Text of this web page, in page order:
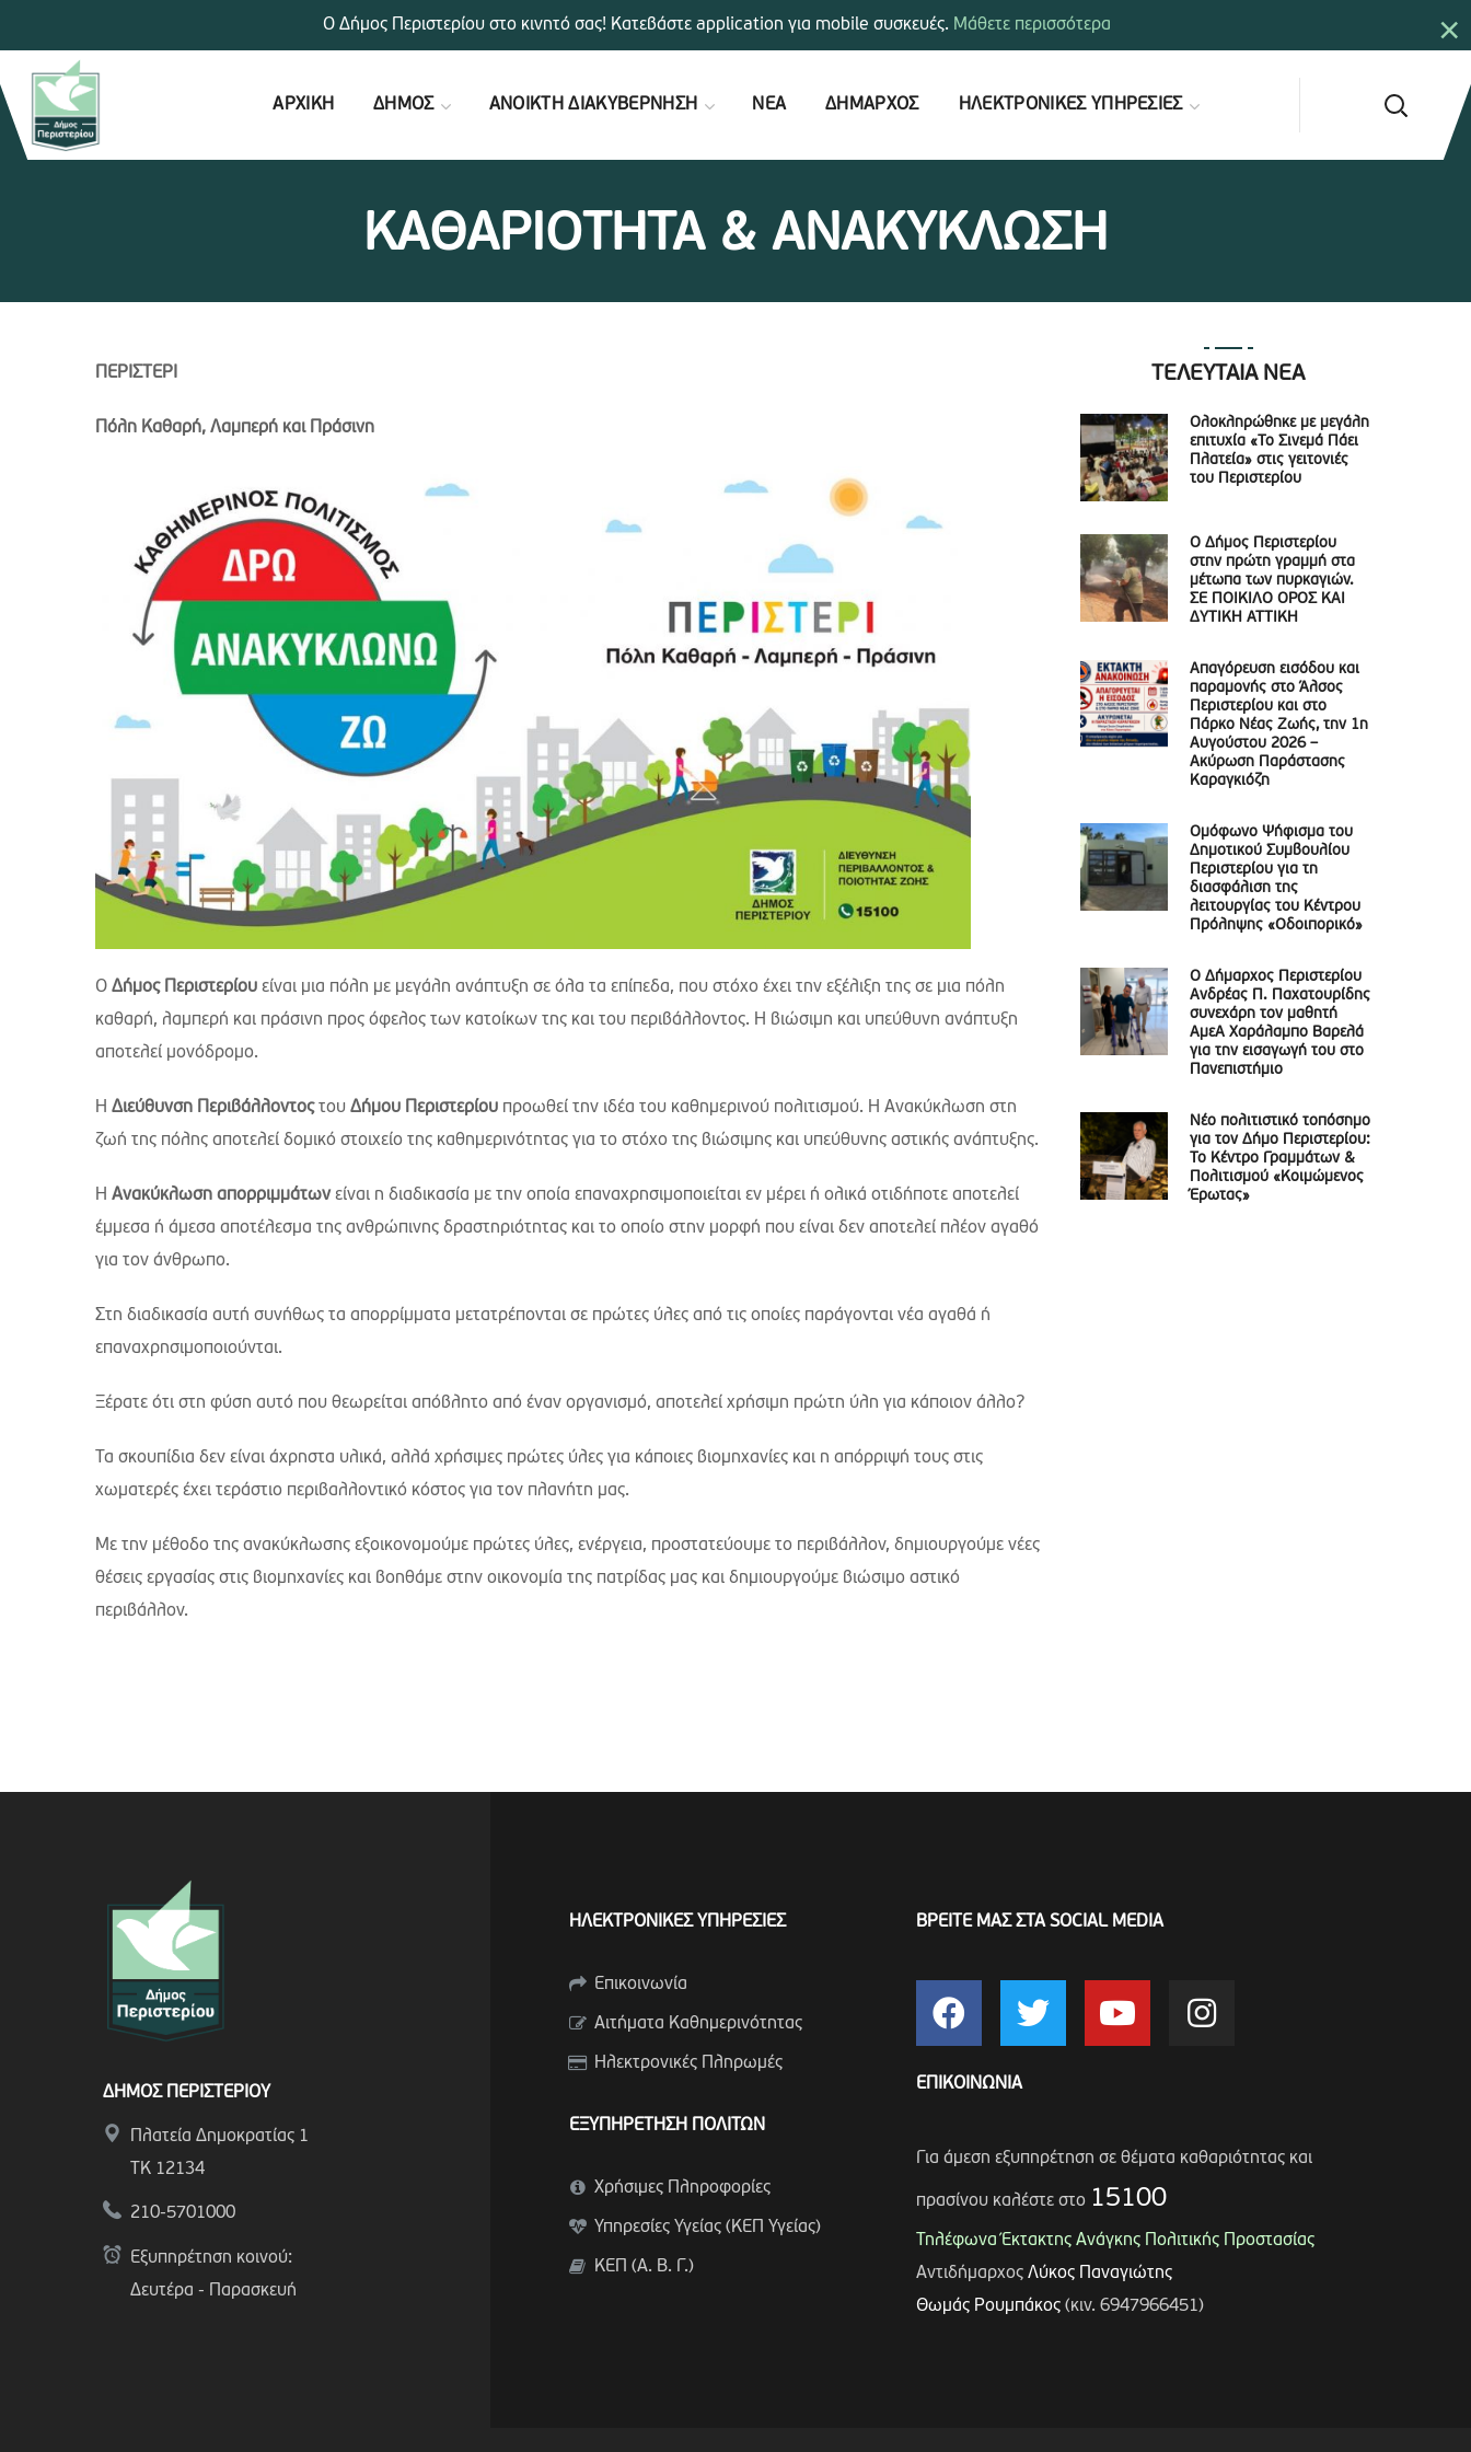
ΑΡΧΙΚΗ ΔΗΜΟΣ ΑΝΟΙΚΤΗ ΔΙΑΚΥΒΕΡΝΗΣΗ ΝΕΑ ΔΗΜΑΡΧΟΣ ΗΛΕΚΤΡΟΝΙΚΕΣ ΥΠΗΡΕΣΙΕΣ
ΚΑΘΑΡΙΟΤΗΤΑ & ΑΝΑΚΥΚΛΩΣΗ
ΠΕΡΙΣΤΕΡΙ
Πόλη Καθαρή, Λαμπερή και Πράσινη
Ο Δήμος Περιστερίου είναι μια πόλη με μεγάλη ανάπτυξη σε όλα τα επίπεδα, που στόχο έχει την εξέλιξη της σε μια πόλη
καθαρή, λαμπερή και πράσινη προς όφελος των κατοίκων της και του περιβάλλοντος. Η βιώσιμη και υπεύθυνη ανάπτυξη
αποτελεί μονόδρομο.
Η Διεύθυνση Περιβάλλοντοςτου Δήμου Περιστερίου προωθεί την ιδέα του καθημερινού πολιτισμού. Η Ανακύκλωση στη
ζωή της πόλης αποτελεί δομικό στοιχείο της καθημερινότητας για το στόχο της βιώσιμης και υπεύθυνης αστικής ανάπτυξης.
Η Ανακύκλωση απορριμμάτωνείναι η διαδικασία με την οποία επαναχρησιμοποιείται εν μέρει ή ολικά οτιδήποτε αποτελεί
έμμεσα ή άμεσα αποτέλεσμα της ανθρώπινης δραστηριότητας και το οποίο στην μορφή που είναι δεν αποτελεί πλέον αγαθό
για τον άνθρωπο.
Στη διαδικασία αυτή συνήθως τα απορρίμματα μετατρέπονται σε πρώτες ύλες από τις οποίες παράγονται νέα αγαθά ή
επαναχρησιμοποιούνται.
Ξέρατε ότι στη φύση αυτό που θεωρείται απόβλητο από έναν οργανισμό, αποτελεί χρήσιμη πρώτη ύλη για κάποιον άλλο?
Τα σκουπίδια δεν είναι άχρηστα υλικά, αλλά χρήσιμες πρώτες ύλες για κάποιες βιομηχανίες και η απόρριψή τους στις
χωματερές έχει τεράστιο περιβαλλοντικό κόστος για τον πλανήτη μας.
Με την μέθοδο της ανακύκλωσης εξοικονομούμε πρώτες ύλες, ενέργεια, προστατεύουμε το περιβάλλον, δημιουργούμε νέες
θέσεις εργασίας στις βιομηχανίες και βοηθάμε στην οικονομία της πατρίδας μας και δημιουργούμε βιώσιμο αστικό
περιβάλλον.
ΤΕΛΕΥΤΑΙΑ ΝΕΑ
Ολοκληρώθηκε με μεγάλη
επιτυχία «Το Σινεμά Πάει
Πλατεία» στις γειτονιές
του Περιστερίου
Ο Δήμος Περιστερίου
στην πρώτη γραμμή στα
μέτωπα των πυρκαγιών.
ΣΕ ΠΟΙΚΙΛΟ ΟΡΟΣ ΚΑΙ
ΔΥΤΙΚΗ ΑΤΤΙΚΗ
Απαγόρευση εισόδου και
παραμονής στο Άλσος
Περιστερίου και στο
Πάρκο Νέας Ζωής, την 1η
Αυγούστου 2026 –
Ακύρωση Παράστασης
Καραγκιόζη
Ομόφωνο Ψήφισμα του
Δημοτικού Συμβουλίου
Περιστερίου για τη
διασφάλιση της
λειτουργίας του Κέντρου
Πρόληψης «Οδοιπορικό»
Ο Δήμαρχος Περιστερίου
Ανδρέας Π. Παχατουρίδης
συνεχάρη τον μαθητή
ΑμεΑ Χαράλαμπο Βαρελά
για την εισαγωγή του στο
Πανεπιστήμιο
Νέο πολιτιστικό τοπόσημο
για τον Δήμο Περιστερίου:
Το Κέντρο Γραμμάτων &
Πολιτισμού «Κοιμώμενος
Έρωτας»
ΔΗΜΟΣ ΠΕΡΙΣΤΕΡΙΟΥ
Πλατεία Δημοκρατίας 1
ΤΚ 12134
210-5701000
Εξυπηρέτηση κοινού:
Δευτέρα - Παρασκευή
ΗΛΕΚΤΡΟΝΙΚΕΣ ΥΠΗΡΕΣΙΕΣ
Επικοινωνία
Αιτήματα Καθημερινότητας
Ηλεκτρονικές Πληρωμές
ΕΞΥΠΗΡΕΤΗΣΗ ΠΟΛΙΤΩΝ
Χρήσιμες Πληροφορίες
Υπηρεσίες Υγείας (ΚΕΠ Υγείας)
ΚΕΠ (Α. Β. Γ.)
ΒΡΕΙΤΕ ΜΑΣ ΣΤΑ SOCIAL MEDIA
ΕΠΙΚΟΙΝΩΝΙΑ
Για άμεση εξυπηρέτηση σε θέματα καθαριότητας και
πρασίνου καλέστε στο 15100
Τηλέφωνα Έκτακτης Ανάγκης Πολιτικής Προστασίας
Αντιδήμαρχος Λύκος Παναγιώτης
Θωμάς Ρουμπάκος(κιν. 6947966451)
×
Ο Δήμος Περιστερίου στο κινητό σας! Κατεβάστε application για mobile συσκευές. Μάθετε περισσότερα